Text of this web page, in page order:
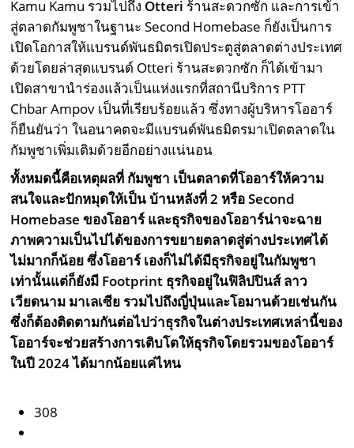
Kamu Kamu รวมไปถึง Otteri ร้านสะดวกซัก และการเข้า
สู่ตลาดกัมพูชาในฐานะ Second Homebase ก็ยังเป็นการ
เปิดโอกาสให้แบรนด์พันธมิตรเปิดประตูสู่ตลาดต่างประเทศ
ด้วยโดยล่าสุดแบรนด์ Otteri ร้านสะดวกซัก ก็ได้เข้ามา
เปิดสาขานำร่องแล้วเป็นแห่งแรกที่สถานีบริการ PTT
Chbar Ampov เป็นที่เรียบร้อยแล้ว ซึ่งทางผู้บริหารโออาร์
ก็ยืนยันว่า ในอนาคตจะมีแบรนด์พันธมิตรมาเปิดตลาดใน
กัมพูชาเพิ่มเติมด้วยอีกอย่างแน่นอน
ทั้งหมดนี้คือเหตุผลที่ กัมพูชา เป็นตลาดที่โออาร์ให้ความ
สนใจและปักหมุดให้เป็นบ้านหลังที่2หรือSecond
Homebaseของโออาร์และธุรกิจของโออาร์น่าจะฉาย
ภาพความเป็นไปได้ของการขยายตลาดสู่ต่างประเทศได้
ไม่มากก็น้อยซึ่งโออาร์เองก็ไม่ได้มีธุรกิจอยู่ในกัมพูชา
เท่านั้นแต่ก็ยังมี Footprint ธุรกิจอยู่ในฟิลิปปินส์ลาว
เวียดนาม มาเลเซีย รวมไปถึงญี่ปุ่นและโอมานด้วยเช่นกัน
ซึ่งก็ต้องติดตามกันต่อไปว่าธุรกิจในต่างประเทศเหล่านี้ของ
โออาร์จะช่วยสร้างการเติบโตให้ธุรกิจโดยรวมของโออาร์
ในปี2024ได้มากน้อยแค่ไหน
308